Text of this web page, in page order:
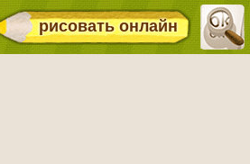
рисовать онлайн